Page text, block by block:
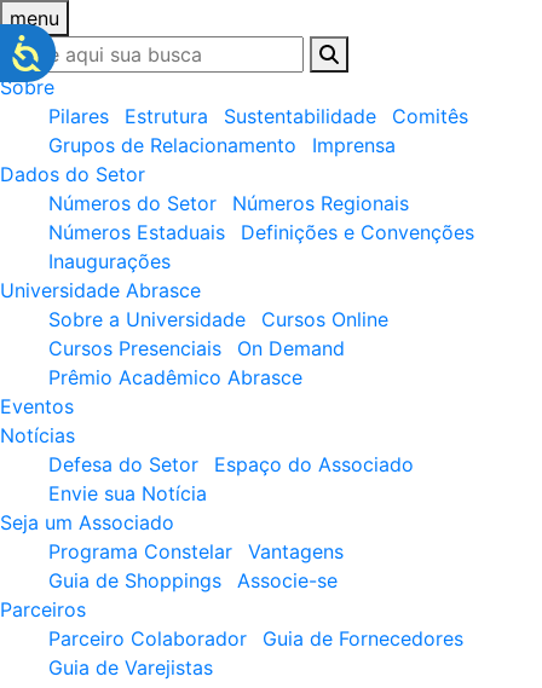
menu
Sobre
Pilares
Estrutura Sustentabilidade
Comitês
Grupos de Relacionamento
Imprensa
Dados do Setor
Números do Setor
Números Regionais
Números Estaduais
Definições e Convenções
Inaugurações
Universidade Abrasce
Sobre a Universidade
Cursos Online
Cursos Presenciais
On Demand
Prêmio Acadêmico Abrasce
Eventos
Notícias
Defesa do Setor
Espaço do Associado
Envie sua Notícia
Seja um Associado
Programa Constelar
Vantagens
Guia de Shoppings
Associe-se
Parceiros
Parceiro Colaborador
Guia de Fornecedores
Guia de Varejistas